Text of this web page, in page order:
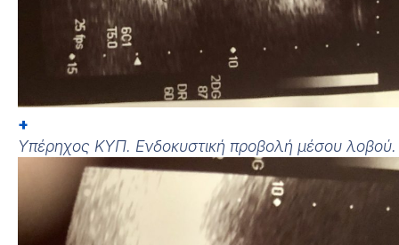
+
Υπέρηχος ΚΥΠ. Ενδοκυστική προβολή μέσου λοβού.